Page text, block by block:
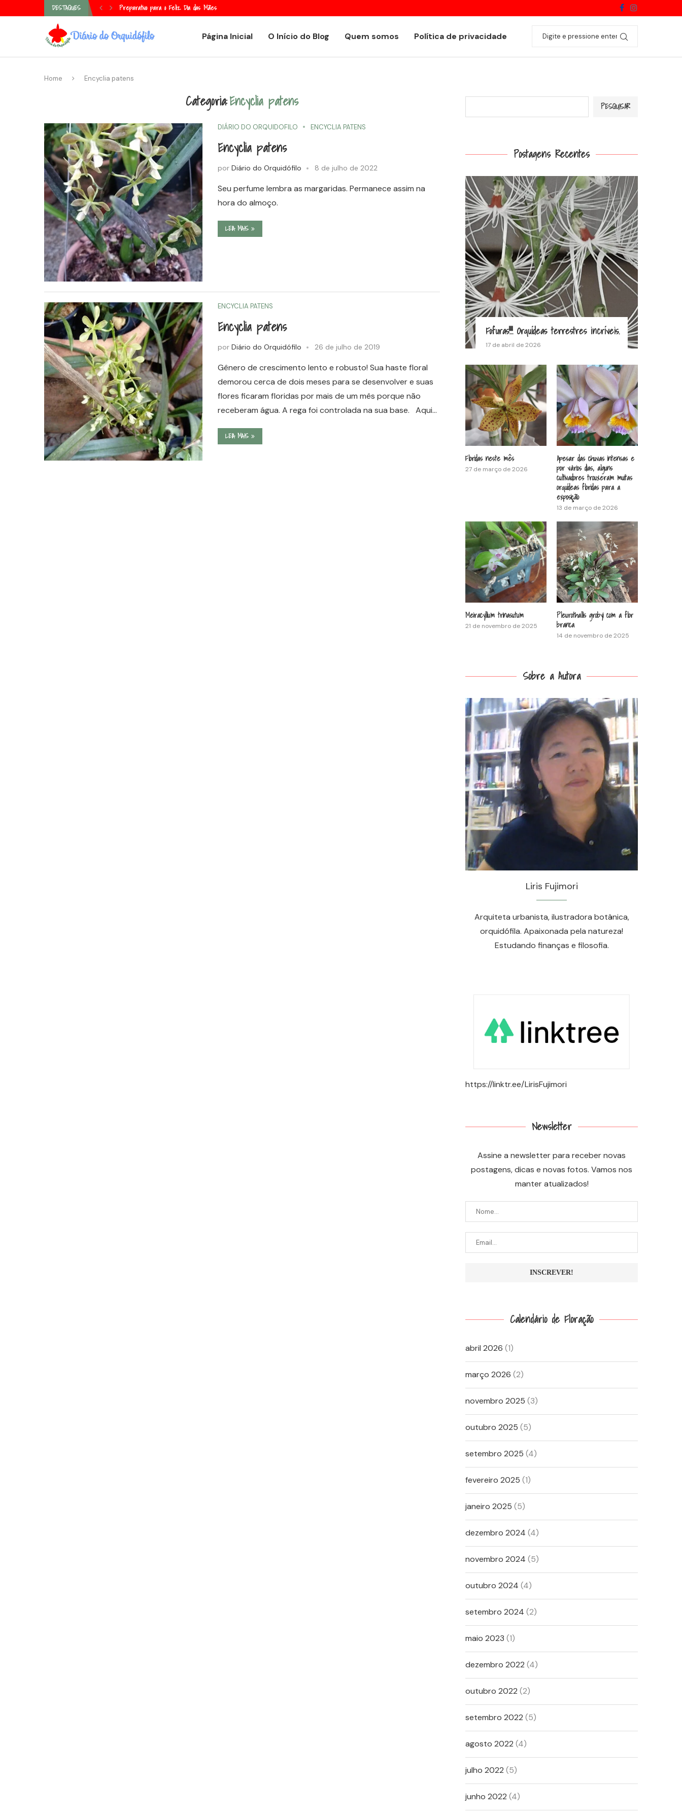
DESTAQUES Preparativo para o Feliz Dia das Mães
Página Inicial O Início do Blog Quem somos Política de privacidade
Home Encyclia patens
Categoria:Encyclia patens
DIÁRIO DO ORQUIDOFILO ENCYCLIA PATENS
Encyclia patens
por Diário do Orquidófilo 8 de julho de 2022
Seu perfume lembra as margaridas. Permanece assim na
hora do almoço.
LEIA MAIS
ENCYCLIA PATENS
Encyclia patens
por Diário do Orquidófilo 26 de julho de 2019
Gênero de crescimento lento e robusto! Sua haste floral
demorou cerca de dois meses para se desenvolver e suas
flores ficaram floridas por mais de um mês porque não
receberam água. A rega foi controlada na sua base. Aqui…
LEIA MAIS
PESQUISAR
Postagens Recentes
Fofuras!!!! Orquídeas terrestres incríveis.
17 de abril de 2026
Floridas neste mês
27 de março de 2026
Apesar das chuvas intensas e
por vários dias, alguns
cultivadores trouxeram muitas
orquídeas floridas para a
exposição
13 de março de 2026
Meiracyllium trinasutum
21 de novembro de 2025
Pleurothallis grobyi com a flor
branca
14 de novembro de 2025
Sobre a Autora
Liris Fujimori
Arquiteta urbanista, ilustradora botânica,
orquidófila. Apaixonada pela natureza!
Estudando finanças e filosofia.
https://linktr.ee/LirisFujimori
Newsletter
Assine a newsletter para receber novas
postagens, dicas e novas fotos. Vamos nos
manter atualizados!
Calendário de Floração
abril 2026 (1)
março 2026 (2)
novembro 2025 (3)
outubro 2025 (5)
setembro 2025 (4)
fevereiro 2025 (1)
janeiro 2025 (5)
dezembro 2024 (4)
novembro 2024 (5)
outubro 2024 (4)
setembro 2024 (2)
maio 2023 (1)
dezembro 2022 (4)
outubro 2022 (2)
setembro 2022 (5)
agosto 2022 (4)
julho 2022 (5)
junho 2022 (4)